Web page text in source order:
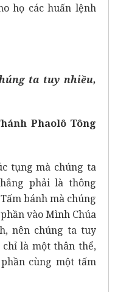
họ các huấn lệnh
ta tuy nhiều,
Phaolô Tông
tụng mà chúng ta
phải là thông
bánh mà chúng
vào Mình Chúa
nên chúng ta tuy
là một thân thể,
cùng một tấm